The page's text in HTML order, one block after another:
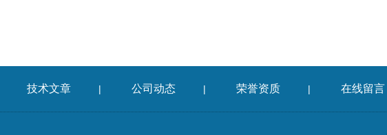
技术文章 | 公司动态 | 荣誉资质 | 在线留言